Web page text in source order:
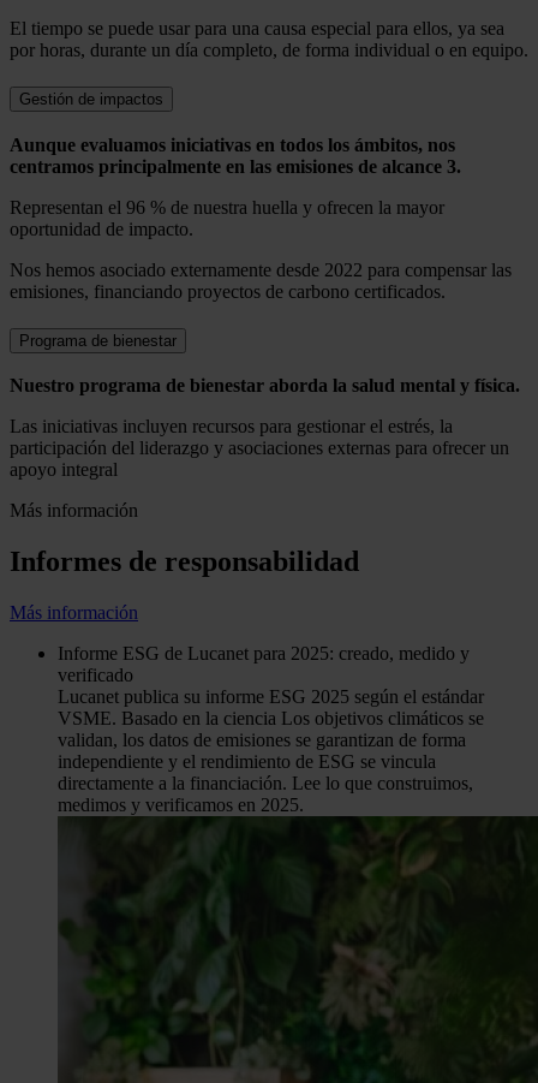
El tiempo se puede usar para una causa especial para ellos, ya sea
por horas, durante un día completo, de forma individual o en equipo.
Gestión de impactos
Aunque evaluamos iniciativas en todos los ámbitos, nos
centramos principalmente en las emisiones de alcance 3.
Representan el 96 % de nuestra huella y ofrecen la mayor
oportunidad de impacto.
Nos hemos asociado externamente desde 2022 para compensar las
emisiones, financiando proyectos de carbono certificados.
Programa de bienestar
Nuestro programa de bienestar aborda la salud mental y física.
Las iniciativas incluyen recursos para gestionar el estrés, la
participación del liderazgo y asociaciones externas para ofrecer un
apoyo integral
Más información
Informes de responsabilidad
Más información
Informe ESG de Lucanet para 2025: creado, medido y
verificado
Lucanet publica su informe ESG 2025 según el estándar
VSME. Basado en la ciencia Los objetivos climáticos se
validan, los datos de emisiones se garantizan de forma
independiente y el rendimiento de ESG se vincula
directamente a la financiación. Lee lo que construimos,
medimos y verificamos en 2025.